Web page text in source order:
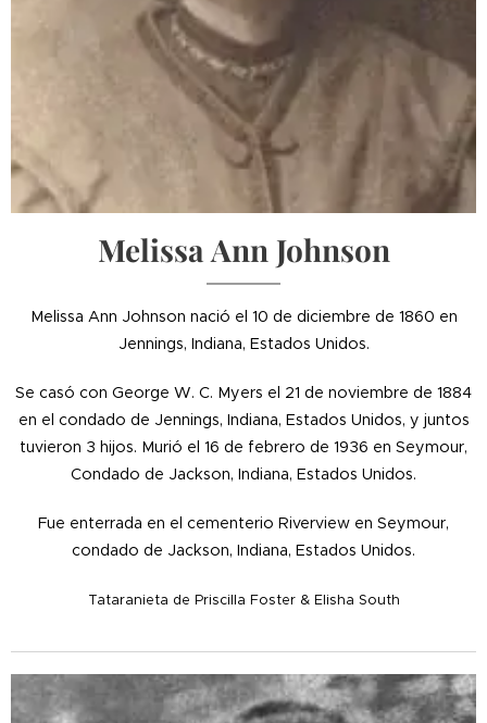
Melissa Ann Johnson
Melissa Ann Johnson nació el 10 de diciembre de 1860 en
Jennings, Indiana, Estados Unidos.
Se casó con George W. C. Myers el 21 de noviembre de 1884
en el condado de Jennings, Indiana, Estados Unidos, y juntos
tuvieron 3 hijos. Murió el 16 de febrero de 1936 en Seymour,
Condado de Jackson, Indiana, Estados Unidos.
Fue enterrada en el cementerio Riverview en Seymour,
condado de Jackson, Indiana, Estados Unidos.
Tataranieta de Priscilla Foster & Elisha South